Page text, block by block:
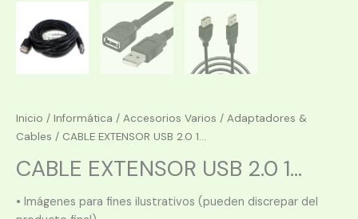
Inicio / Informática / Accesorios Varios / Adaptadores &
Cables / CABLE EXTENSOR USB 2.0 1...
CABLE EXTENSOR USB 2.0 1...
• Imágenes para fines ilustrativos (pueden discrepar del